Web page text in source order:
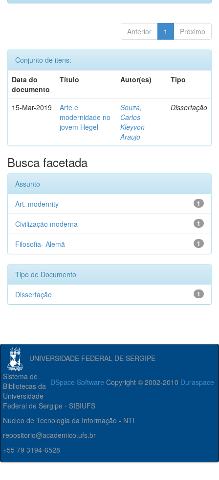
Anterior 1 Próximo
Conjunto de itens:
Data do
documento
Título Autor(es) Tipo
15-Mar-2019
Arte e
modernidade no
jovem Hegel
Souza,
Carlos
Kleyvon
Araujo
Dissertação
Busca facetada
Assunto
1
Art. modernity
1
Civilização moderna
1
Filosofia- Alemã
Tipo de Documento
1
Dissertação
UNIVERSIDADE FEDERAL DE SERGIPE
DSpace Software Copyright © 2002-2010 Duraspace
Sistema de
Bibliotecas da
Universidade
Federal de Sergipe - SIBIUFS
Núcleo de Tecnologia da Informação - NTI
repositorio@academico.ufs.br
+55 79 3194-6528